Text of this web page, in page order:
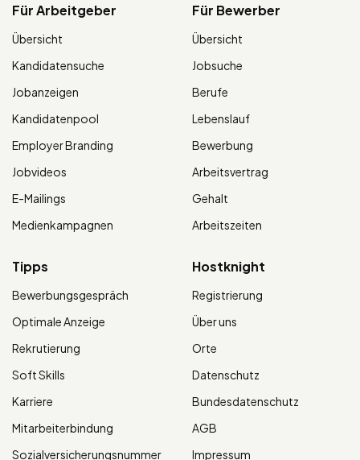
Für Arbeitgeber
Übersicht
Kandidatensuche
Jobanzeigen
Kandidatenpool
Employer Branding
Jobvideos
E-Mailings
Medienkampagnen
Für Bewerber
Übersicht
Jobsuche
Berufe
Lebenslauf
Bewerbung
Arbeitsvertrag
Gehalt
Arbeitszeiten
Tipps
Bewerbungsgespräch
Optimale Anzeige
Rekrutierung
Soft Skills
Karriere
Mitarbeiterbindung
Sozialversicherungsnummer
Hostknight
Registrierung
Über uns
Orte
Datenschutz
Bundesdatenschutz
AGB
Impressum